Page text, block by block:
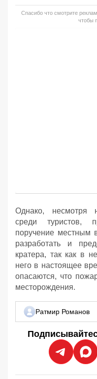
Спасибо что смотрите
чтобы
Однако, несмотря
среди туристов,
поручение местным
разработать и
кратера, так как в
него в настоящее
опасаются, что
месторождения.
Ратмир Романов